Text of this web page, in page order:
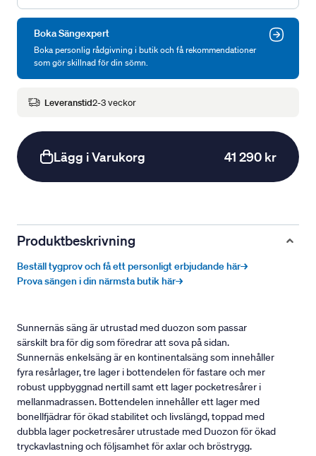
Boka Sängexpert
Boka personlig rådgivning i butik och få rekommendationer
som gör skillnad för din sömn.
Leveranstid2-3 veckor
Lägg i Varukorg 41 290 kr
Produktbeskrivning
Beställ tygprov och få ett personligt erbjudande här→
Prova sängen i din närmsta butik här→
Sunnernäs säng är utrustad med duozon som passar
särskilt bra för dig som föredrar att sova på sidan.
Sunnernäs enkelsäng är en kontinentalsäng som innehåller
fyra resårlager, tre lager i bottendelen för fastare och mer
robust uppbyggnad nertill samt ett lager pocketresårer i
mellanmadrassen. Bottendelen innehåller ett lager med
bonellfjädrar för ökad stabilitet och livslängd, toppad med
dubbla lager pocketresårer utrustade med Duozon för ökad
tryckavlastning och följsamhet för axlar och bröstrygg.